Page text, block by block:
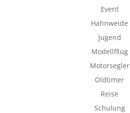
Event
Hahnweide
Jugend
Modellfllug
Motorsegler
Oldtimer
Reise
Schulung